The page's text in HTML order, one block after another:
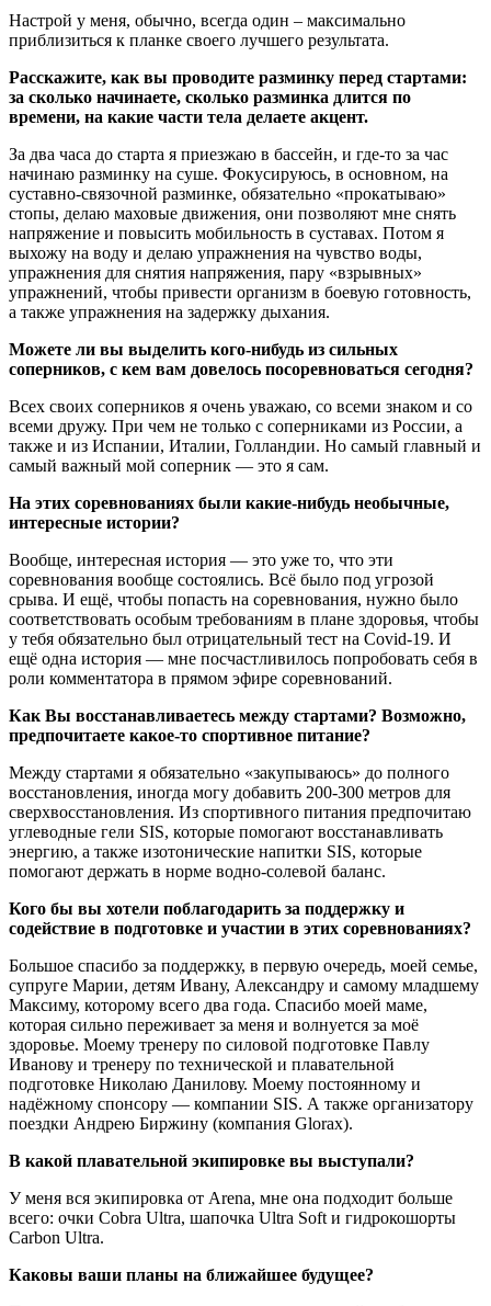
Настрой у меня, обычно, всегда один – максимально
приблизиться к планке своего лучшего результата.
Расскажите, как вы проводите разминку перед стартами:
за сколько начинаете, сколько разминка длится по
времени, на какие части тела делаете акцент.
За два часа до старта я приезжаю в бассейн, и где-то за час
начинаю разминку на суше. Фокусируюсь, в основном, на
суставно-связочной разминке, обязательно «прокатываю»
стопы, делаю маховые движения, они позволяют мне снять
напряжение и повысить мобильность в суставах. Потом я
выхожу на воду и делаю упражнения на чувство воды,
упражнения для снятия напряжения, пару «взрывных»
упражнений, чтобы привести организм в боевую готовность,
а также упражнения на задержку дыхания.
Можете ли вы выделить кого-нибудь из сильных
соперников, с кем вам довелось посоревноваться сегодня?
Всех своих соперников я очень уважаю, со всеми знаком и со
всеми дружу. При чем не только с соперниками из России, а
также и из Испании, Италии, Голландии. Но самый главный и
самый важный мой соперник — это я сам.
На этих соревнованиях были какие-нибудь необычные,
интересные истории?
Вообще, интересная история — это уже то, что эти
соревнования вообще состоялись. Всё было под угрозой
срыва. И ещё, чтобы попасть на соревнования, нужно было
соответствовать особым требованиям в плане здоровья, чтобы
у тебя обязательно был отрицательный тест на Covid-19. И
ещё одна история — мне посчастливилось попробовать себя в
роли комментатора в прямом эфире соревнований.
Как Вы восстанавливаетесь между стартами? Возможно,
предпочитаете какое-то спортивное питание?
Между стартами я обязательно «закупываюсь» до полного
восстановления, иногда могу добавить 200-300 метров для
сверхвосстановления. Из спортивного питания предпочитаю
углеводные гели SIS, которые помогают восстанавливать
энергию, а также изотонические напитки SIS, которые
помогают держать в норме водно-солевой баланс.
Кого бы вы хотели поблагодарить за поддержку и
содействие в подготовке и участии в этих соревнованиях?
Большое спасибо за поддержку, в первую очередь, моей семье,
супруге Марии, детям Ивану, Александру и самому младшему
Максиму, которому всего два года. Спасибо моей маме,
которая сильно переживает за меня и волнуется за моё
здоровье. Моему тренеру по силовой подготовке Павлу
Иванову и тренеру по технической и плавательной
подготовке Николаю Данилову. Моему постоянному и
надёжному спонсору — компании SIS. А также организатору
поездки Андрею Биржину (компания Glorax).
В какой плавательной экипировке вы выступали?
У меня вся экипировка от Arena, мне она подходит больше
всего: очки Cobra Ultra, шапочка Ultra Soft и гидрокошорты
Carbon Ultra.
Каковы ваши планы на ближайшее будущее?